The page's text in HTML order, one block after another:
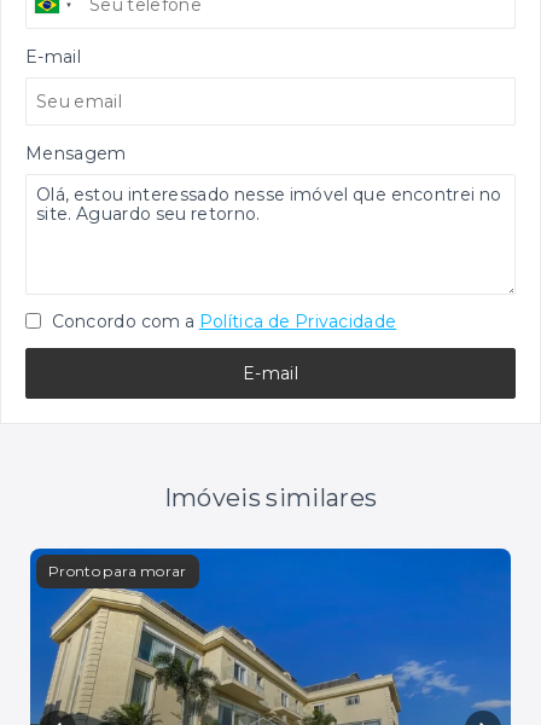
E-mail
Mensagem
Concordo com a Política de Privacidade
E-mail
Imóveis similares
Pronto para morar